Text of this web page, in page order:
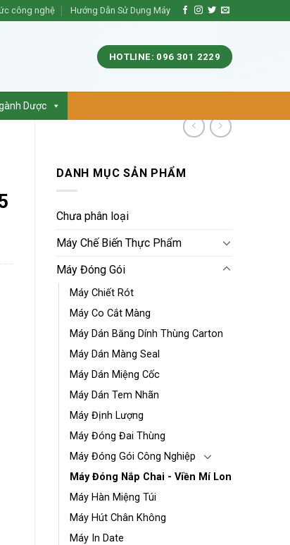
công nghệ Hướng Dẫn Sử Dụng Máy
HOTLINE: 096 301 2229
Dược
DANH MỤC SẢN PHẨM
Chưa phân loại
Máy Chế Biến Thực Phẩm
Máy Đóng Gói
Máy Chiết Rót
Máy Co Cắt Màng
Máy Dán Băng Dính Thùng Carton
Máy Dán Màng Seal
Máy Dán Miệng Cốc
Máy Dán Tem Nhãn
Máy Định Lượng
Máy Đóng Đai Thùng
Máy Đóng Gói Công Nghiệp
Máy Đóng Nắp Chai - Viền Mí Lon
Máy Hàn Miệng Túi
Máy Hút Chân Không
Máy In Date